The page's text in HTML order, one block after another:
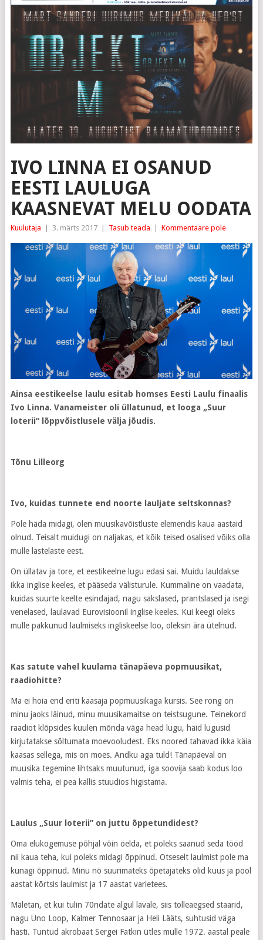
IVO LINNA EI OSANUD
EESTI LAULUGA
KAASNEVAT MELU OODATA
Kuulutaja 3. märts 2017 Tasub teada Kommentaare pole
Ainsa eestikeelse laulu esitab homses Eesti Laulu finaalis
Ivo Linna. Vanameister oli üllatunud, et looga „Suur
loterii“ lõppvõistlusele välja jõudis.
Tõnu Lilleorg
Ivo, kuidas tunnete end noorte lauljate seltskonnas?
Pole häda midagi, olen muusikavõistluste elemendis kaua aastaid
olnud. Teisalt muidugi on naljakas, et kõik teised osalised võiks olla
mulle lastelaste eest.
On üllatav ja tore, et eestikeelne lugu edasi sai. Muidu lauldakse
ikka inglise keeles, et pääseda välisturule. Kummaline on vaadata,
kuidas suurte keelte esindajad, nagu sakslased, prantslased ja isegi
venelased, laulavad Eurovisioonil inglise keeles. Kui keegi oleks
mulle pakkunud laulmiseks ingliskeelse loo, oleksin ära ütelnud.
Kas satute vahel kuulama tänapäeva popmuusikat,
raadiohitte?
Ma ei hoia end eriti kaasaja popmuusikaga kursis. See rong on
minu jaoks läinud, minu muusikamaitse on teistsugune. Teinekord
raadiot klõpsides kuulen mõnda väga head lugu, häid lugusid
kirjutatakse sõltumata moevooludest. Eks noored tahavad ikka käia
kaasas sellega, mis on moes. Andku aga tuld! Tänapäeval on
muusika tegemine lihtsaks muutunud, iga soovija saab kodus loo
valmis teha, ei pea kallis stuudios higistama.
Laulus „Suur loterii” on juttu õppetundidest?
Oma elukogemuse põhjal võin öelda, et poleks saanud seda tööd
nii kaua teha, kui poleks midagi õppinud. Otseselt laulmist pole ma
kunagi õppinud. Minu nö suurimateks õpetajateks olid kuus ja pool
aastat kõrtsis laulmist ja 17 aastat varietees.
Mäletan, et kui tulin 70ndate algul lavale, siis tolleaegsed staarid,
nagu Uno Loop, Kalmer Tennosaar ja Heli Lääts, suhtusid väga
hästi. Tuntud akrobaat Sergei Fatkin ütles mulle 1972. aastal peale